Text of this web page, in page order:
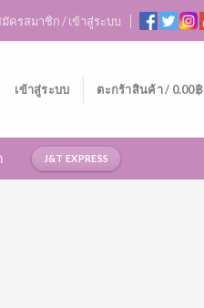
มัครสมาชิก / เข้าสู่ระบบ
เข้าสู่ระบบ ตะกร้าสินค้า / 0.00฿
J&T EXPRESS